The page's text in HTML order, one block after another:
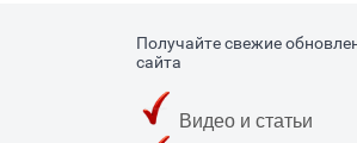
Получайте свежие
сайта
Видео и статьи